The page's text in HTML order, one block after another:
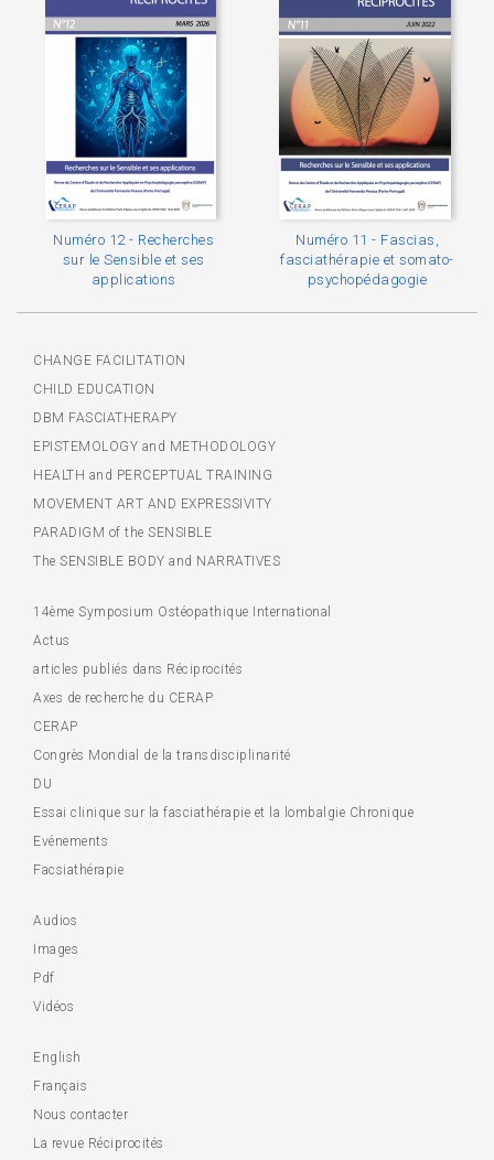
Numéro 12 - Recherches
sur le Sensible et ses
applications
Numéro 11 - Fascias,
fasciathérapie et somato-
psychopédagogie
CHANGE FACILITATION
CHILD EDUCATION
DBM FASCIATHERAPY
EPISTEMOLOGY and METHODOLOGY
HEALTH and PERCEPTUAL TRAINING
MOVEMENT ART AND EXPRESSIVITY
PARADIGM of the SENSIBLE
The SENSIBLE BODY and NARRATIVES
14ème Symposium Ostéopathique International
Actus
articles publiés dans Réciprocités
Axes de recherche du CERAP
CERAP
Congrès Mondial de la transdisciplinarité
DU
Essai clinique sur la fasciathérapie et la lombalgie Chronique
Evénements
Facsiathérapie
Audios
Images
Pdf
Vidéos
English
Français
Nous contacter
La revue Réciprocités